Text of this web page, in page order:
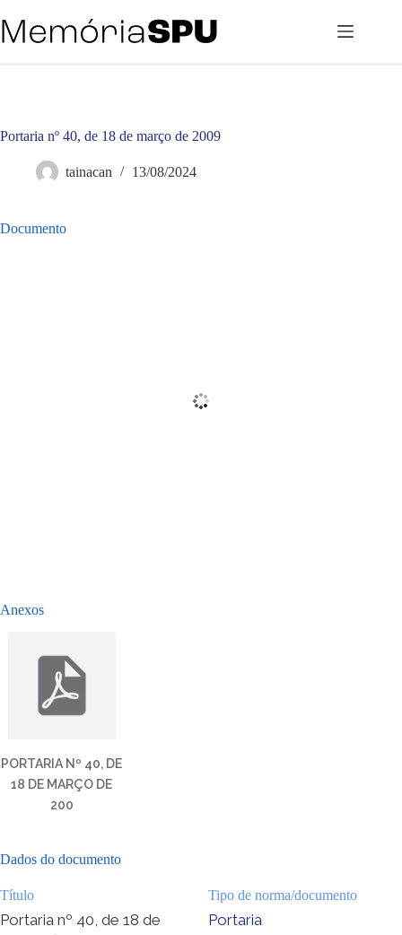
para
o
Portaria nº 40, de 18 de março de 2009
tainacan 13/08/2024
Documento
Anexos
PORTARIA Nº 40, DE
18 DE MARÇO DE
200
Dados do documento
Título
Portaria nº 40, de 18 de
Tipo de norma/documento
Portaria